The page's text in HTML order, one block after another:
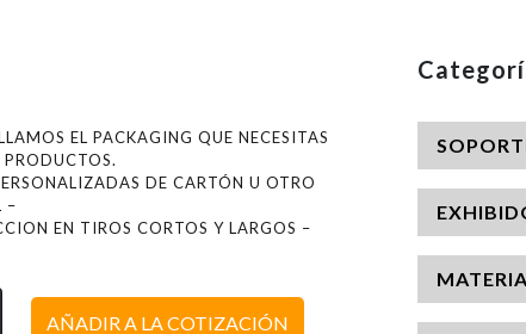
EL PACKAGING QUE NECESITAS
DE CARTÓN U OTRO
–
EN TIROS CORTOS Y LARGOS –
AÑADIR A LA COTIZACIÓN